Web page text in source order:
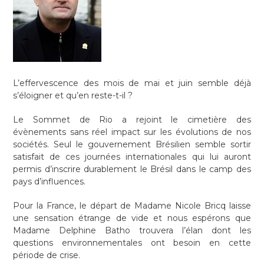
L’effervescence des mois de mai et juin semble déjà
s’éloigner et qu’en reste-t-il ?
Le Sommet de Rio a rejoint le cimetière des
évènements sans réel impact sur les évolutions de nos
sociétés. Seul le gouvernement Brésilien semble sortir
satisfait de ces journées internationales qui lui auront
permis d’inscrire durablement le Brésil dans le camp des
pays d’influences.
Pour la France, le départ de Madame Nicole Bricq laisse
une sensation étrange de vide et nous espérons que
Madame Delphine Batho trouvera l’élan dont les
questions environnementales ont besoin en cette
période de crise.